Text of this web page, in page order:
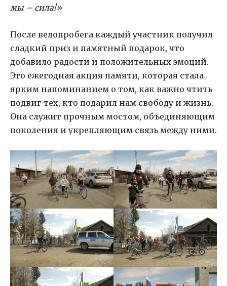
мы – сила!»
После велопробега каждый участник получил
сладкий приз и памятный подарок, что
добавило радости и положительных эмоций.
Это ежегодная акция памяти, которая стала
ярким напоминанием о том, как важно чтить
подвиг тех, кто подарил нам свободу и жизнь.
Она служит прочным мостом, объединяющим
поколения и укрепляющим связь между ними.